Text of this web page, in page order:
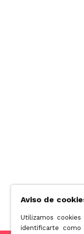
Aviso de
Utilizamos
identificarte como